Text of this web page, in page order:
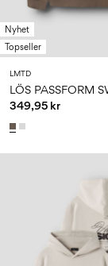
Nyhet
Topseller
LMTD
349,95 kr